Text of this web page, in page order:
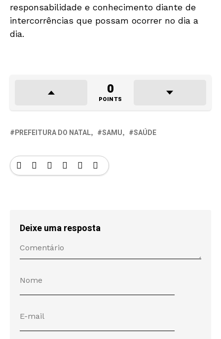
responsabilidade e conhecimento diante de
intercorrências que possam ocorrer no dia a
dia.
0
POINTS
PREFEITURA DO NATAL SAMU SAÚDE
Deixe uma resposta